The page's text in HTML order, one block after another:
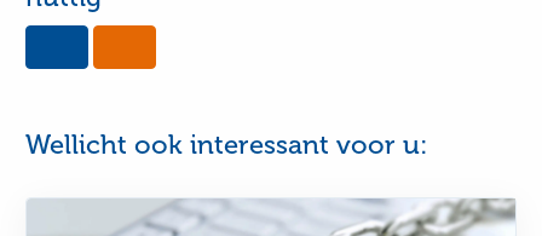
this
this
useful
Wellicht ook interessant voor u: